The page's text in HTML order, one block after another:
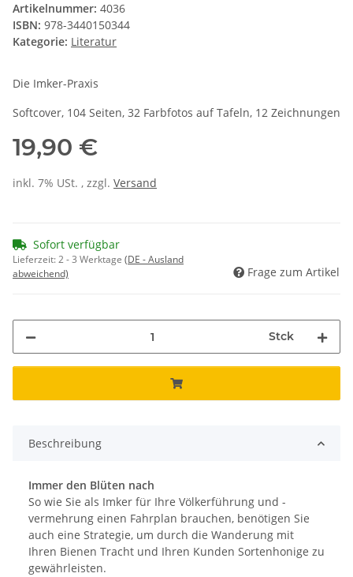
Artikelnummer: 4036
ISBN: 978-3440150344
Kategorie: Literatur
Die Imker-Praxis
Softcover, 104 Seiten, 32 Farbfotos auf Tafeln, 12 Zeichnungen
19,90 €
inkl. 7% USt. , zzgl. Versand
Sofort verfügbar
Lieferzeit:2 - 3 Werktage (DE - Ausland
abweichend)
Frage zum Artikel
Stck
Beschreibung
Immer den Blüten nach
So wie Sie als Imker für Ihre Völkerführung und -
vermehrung einen Fahrplan brauchen, benötigen Sie
auch eine Strategie, um durch die Wanderung mit
Ihren Bienen Tracht und Ihren Kunden Sortenhonige zu
gewährleisten.